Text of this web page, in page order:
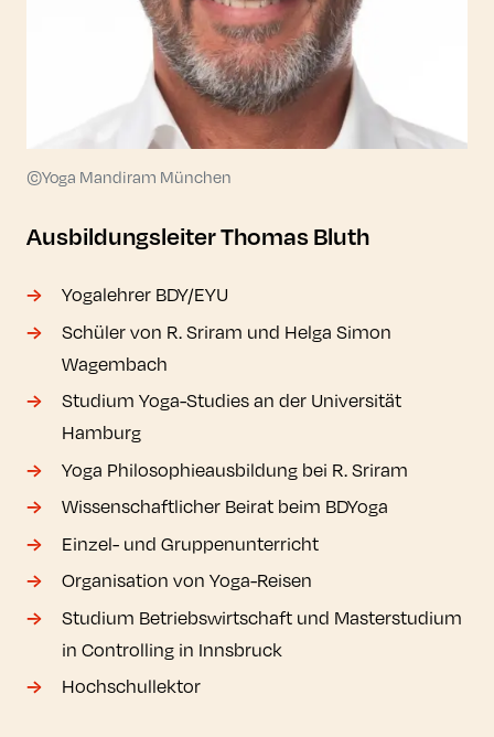
©Yoga Mandiram München
Ausbildungsleiter Thomas Bluth
Yogalehrer BDY/EYU
Schüler von R. Sriram und Helga Simon
Wagembach
Studium Yoga-Studies an der Universität
Hamburg
Yoga Philosophieausbildung bei R. Sriram
Wissenschaftlicher Beirat beim BDYoga
Einzel- und Gruppenunterricht
Organisation von Yoga-Reisen
Studium Betriebswirtschaft und Masterstudium
in Controlling in Innsbruck
Hochschullektor